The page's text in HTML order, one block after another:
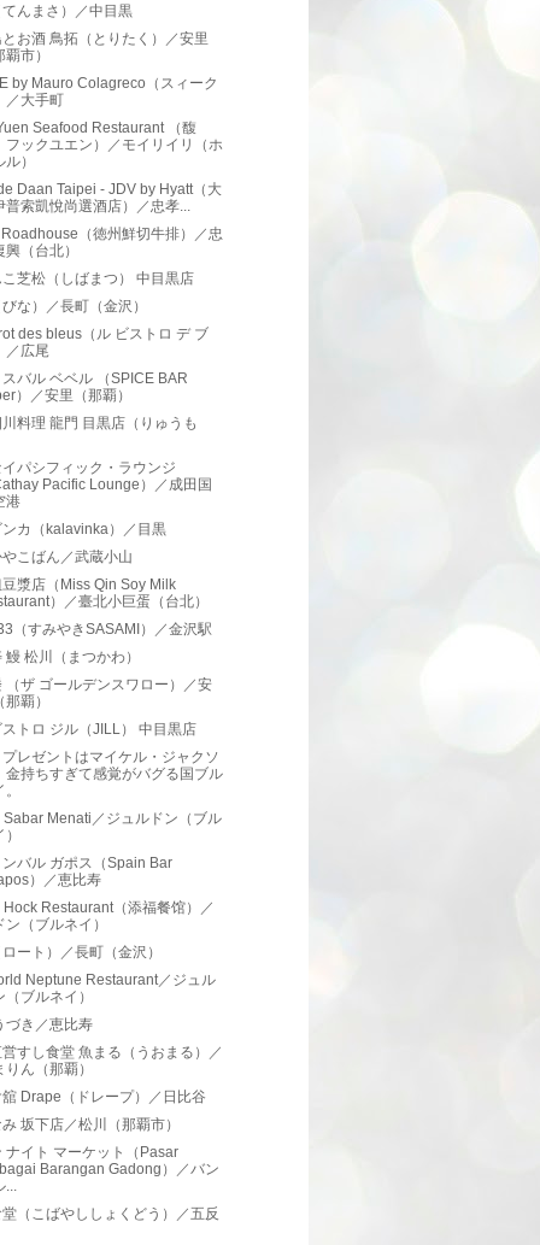
んまさ）／中目黒
お酒 鳥拓（とりたく）／安里
市）
by Mauro Colagreco（スィーク
／大手町
Seafood Restaurant （馥
フックユエン）／モイリイリ（ホ
）
Daan Taipei - JDV by Hyatt（大
普索凱悅尚選酒店）／忠孝...
（徳州鮮切牛排）／忠
興（台北）
芝松（しばまつ） 中目黒店
な）／長町（金沢）
des bleus（ル ビストロ デ ブ
／広尾
バル ベベル （SPICE BAR
）／安里（那覇）
料理 龍門 目黒店（りゅうも
パシフィック・ラウンジ
Pacific Lounge）／成田国
港
カ（kalavinka）／目黒
こばん／武蔵小山
漿店（Miss Qin Soy Milk
）／臺北小巨蛋（台北）
（すみやきSASAMI）／金沢駅
鰻 松川（まつかわ）
（ザ ゴールデンスワロー）／安
覇）
トロ ジル（JILL） 中目黒店
レゼントはマイケル・ジャクソ
金持ちすぎて感覚がバグる国ブル
Sabar Menati／ジュルドン（ブル
バル ガポス（Spain Bar
）／恵比寿
Restaurant（添福餐馆）／
ン（ブルネイ）
ート）／長町（金沢）
Neptune Restaurant／ジュル
（ブルネイ）
づき／恵比寿
すし食堂 魚まる（うおまる）／
りん（那覇）
Drape（ドレープ）／日比谷
坂下店／松川（那覇市）
ナイト マーケット（Pasar
Barangan Gadong）／バン
...
（こばやししょくどう）／五反